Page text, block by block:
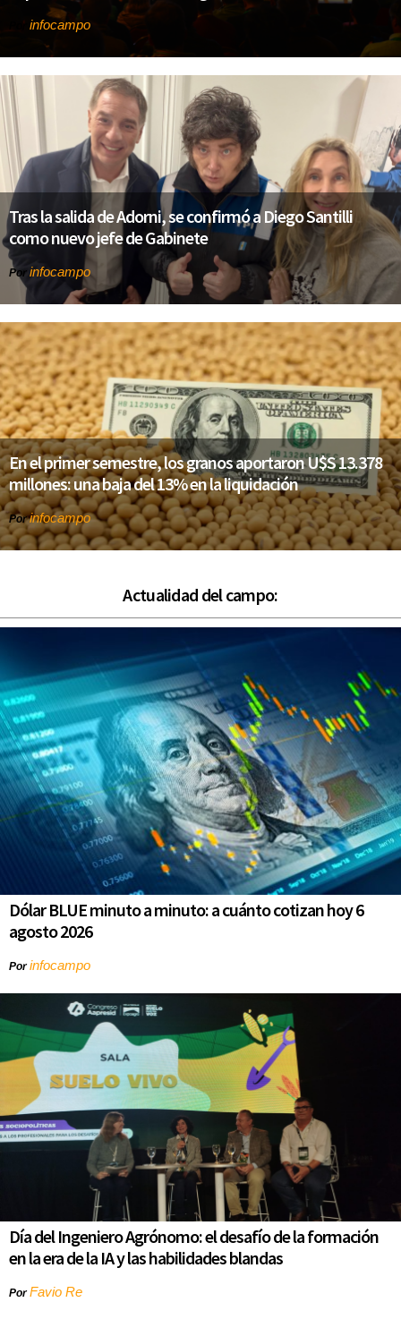
Por infocampo
Tras la salida de Adorni, se confirmó a Diego Santilli
como nuevo jefe de Gabinete
Por infocampo
En el primer semestre, los granos aportaron U$S 13.378
millones: una baja del 13% en la liquidación
Porinfocampo
Actualidad del campo:
Dólar BLUE minuto a minuto: a cuánto cotizan hoy 6
agosto 2026
Porinfocampo
Día del Ingeniero Agrónomo: el desafío de la formación
en la era de la IA y las habilidades blandas
PorFavio Re